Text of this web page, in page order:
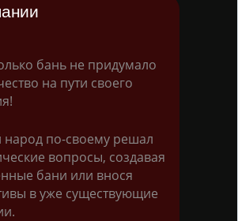
бань не придумало
на пути своего
по-своему решал
вопросы, создавая
бани или внося
в уже существующие